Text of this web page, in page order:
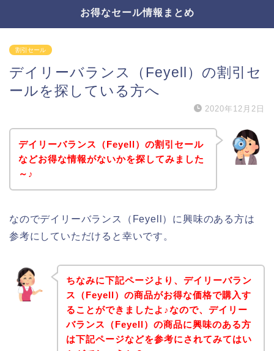
お得なセール情報まとめ
割引セール
デイリーバランス（Feyell）の割引セ
ールを探している方へ
2020年12月2日
デイリーバランス（Feyell）の割引セール
などお得な情報がないかを探してみました
～♪
なのでデイリーバランス（Feyell）に興味のある方は
参考にしていただけると幸いです。
ちなみに下記ページより、デイリーバラン
ス（Feyell）の商品がお得な価格で購入す
ることができましたよ♪なので、デイリー
バランス（Feyell）の商品に興味のある方
は下記ページなどを参考にされてみてはい